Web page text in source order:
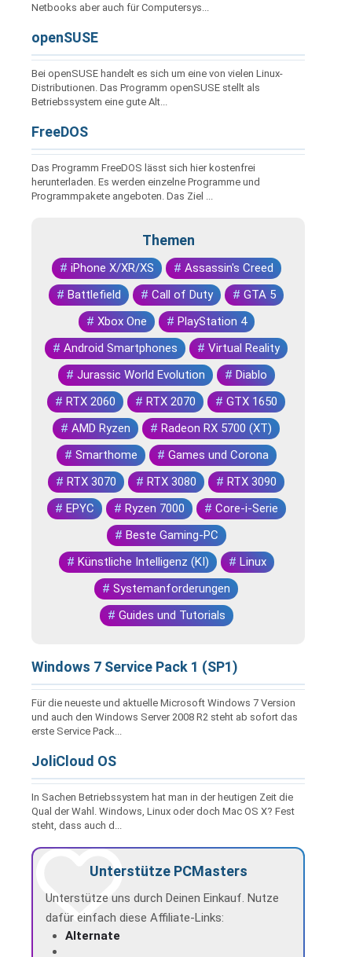
Netbooks aber auch für Computersys...
openSUSE
Bei openSUSE handelt es sich um eine von vielen Linux-
Distributionen. Das Programm openSUSE stellt als
Betriebssystem eine gute Alt...
FreeDOS
Das Programm FreeDOS lässt sich hier kostenfrei
herunterladen. Es werden einzelne Programme und
Programmpakete angeboten. Das Ziel ...
Themen
# iPhone X/XR/XS # Assassin's Creed
# Battlefield # Call of Duty # GTA 5
# Xbox One # PlayStation 4
# Android Smartphones # Virtual Reality
# Jurassic World Evolution # Diablo
# RTX 2060 # RTX 2070 # GTX 1650
# AMD Ryzen # Radeon RX 5700 (XT)
# Smarthome # Games und Corona
# RTX 3070 # RTX 3080 # RTX 3090
# EPYC # Ryzen 7000 # Core-i-Serie
# Beste Gaming-PC
# Künstliche Intelligenz (KI) # Linux
# Systemanforderungen
# Guides und Tutorials
Windows 7 Service Pack 1 (SP1)
Für die neueste und aktuelle Microsoft Windows 7 Version
und auch den Windows Server 2008 R2 steht ab sofort das
erste Service Pack...
JoliCloud OS
In Sachen Betriebssystem hat man in der heutigen Zeit die
Qual der Wahl. Windows, Linux oder doch Mac OS X? Fest
steht, dass auch d...
Unterstütze PCMasters
Unterstütze uns durch Deinen Einkauf. Nutze
dafür einfach diese Affiliate-Links:
Alternate